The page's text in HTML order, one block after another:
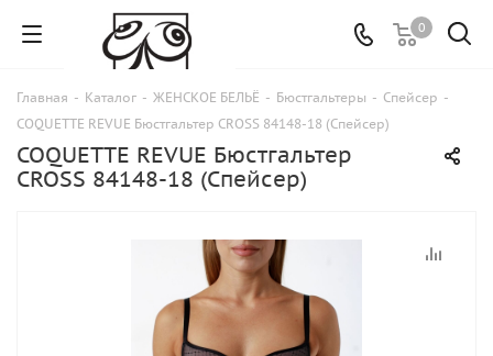
0
Главная - Каталог - ЖЕНСКОЕ БЕЛЬЁ - Бюстгальтеры - Спейсер -
COQUETTE REVUE Бюстгальтер CROSS 84148-18 (Спейсер)
COQUETTE REVUE Бюстгальтер
CROSS 84148-18 (Спейсер)